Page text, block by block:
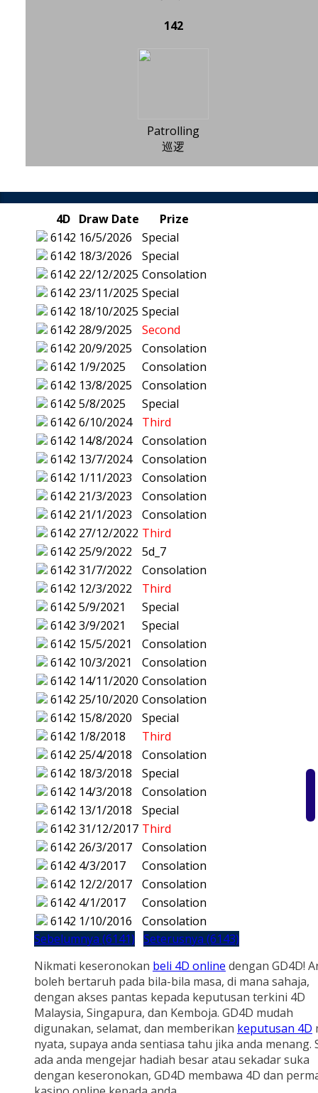
142
Patrolling
巡逻
4D Draw Date
Prize
6142 16/5/2026
Special
6142 18/3/2026
Special
6142 22/12/2025 Consolation
6142 23/11/2025 Special
6142 18/10/2025 Special
6142 28/9/2025
Second
6142 20/9/2025
Consolation
6142 1/9/2025
Consolation
6142 13/8/2025
Consolation
6142 5/8/2025
Special
6142 6/10/2024
Third
6142 14/8/2024
Consolation
6142 13/7/2024
Consolation
6142 1/11/2023
Consolation
6142 21/3/2023
Consolation
6142 21/1/2023
Consolation
6142 27/12/2022 Third
6142 25/9/2022
5d_7
6142 31/7/2022
Consolation
6142 12/3/2022
Third
6142 5/9/2021
Special
6142 3/9/2021
Special
6142 15/5/2021
Consolation
6142 10/3/2021
Consolation
6142 14/11/2020 Consolation
6142 25/10/2020 Consolation
6142 15/8/2020
Special
6142 1/8/2018
Third
6142 25/4/2018
Consolation
6142 18/3/2018
Special
6142 14/3/2018
Consolation
6142 13/1/2018
Special
6142 31/12/2017 Third
6142 26/3/2017
Consolation
6142 4/3/2017
Consolation
6142 12/2/2017
Consolation
6142 4/1/2017
Consolation
6142 1/10/2016
Consolation
Sebelumnya (6141) Seterusnya (6143)
Nikmati keseronokan beli 4D online dengan GD4D!
boleh bertaruh pada bila-bila masa, di mana sahaja,
dengan akses pantas kepada keputusan terkini 4D
Malaysia, Singapura, dan Kemboja. GD4D mudah
digunakan, selamat, dan memberikan keputusan 4D
nyata, supaya anda sentiasa tahu jika anda menang.
ada anda mengejar hadiah besar atau sekadar suka
dengan keseronokan, GD4D membawa 4D dan